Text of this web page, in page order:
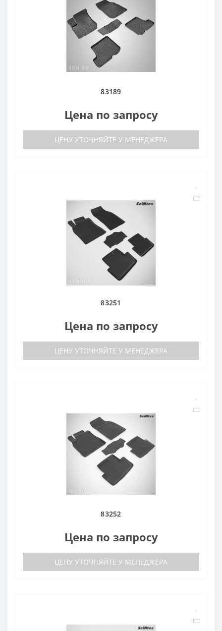
83189
Цена по запросу
ЦЕНУ УТОЧНЯЙТЕ У МЕНЕДЖЕРА
83251
Цена по запросу
ЦЕНУ УТОЧНЯЙТЕ У МЕНЕДЖЕРА
83252
Цена по запросу
ЦЕНУ УТОЧНЯЙТЕ У МЕНЕДЖЕРА